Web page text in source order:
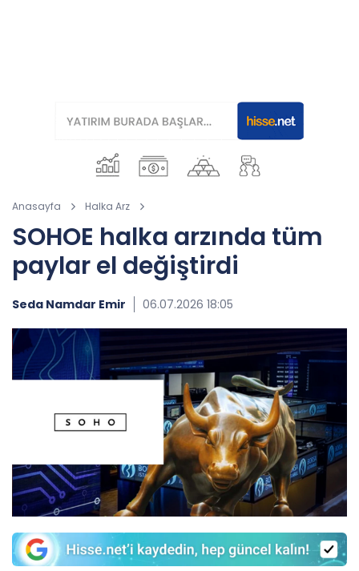
Anasayfa Halka Arz
SOHOE halka arzında tüm
paylar el değiştirdi
Seda Namdar Emir 06.07.2026 18:05